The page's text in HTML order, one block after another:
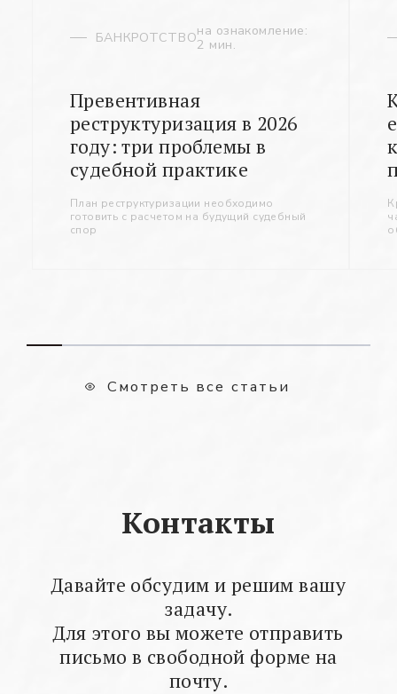
БАНКРОТСТВОна ознакомление:
2 мин.
Превентивная
реструктуризация в 2026
году: три проблемы в
судебной практике
План реструктуризации необходимо
готовить с расчетом на будущий судебный
спор
Смотреть все статьи
Контакты
Давайте обсудим и решим вашу
задачу.
Для этого вы можете отправить
письмо в свободной форме на
почту.